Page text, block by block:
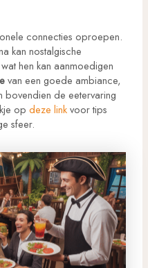
connecties oproepen.
kan nostalgische
hen kan aanmoedigen
van een goede ambiance,
bovendien de eetervaring
op deze linkvoor tips
sfeer.